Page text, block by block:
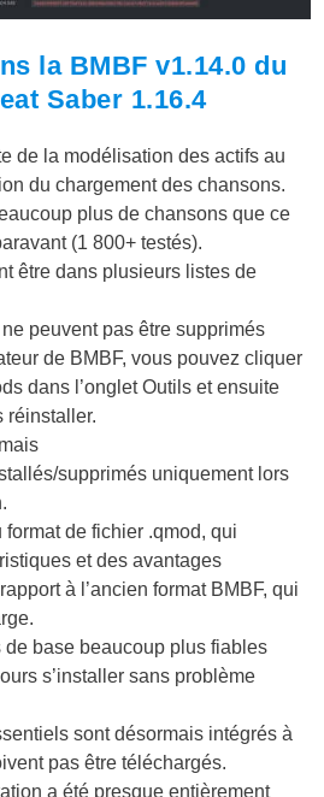
la BMBF v1.14.0 du
Saber 1.16.4
de la modélisation des actifs au
du chargement des chansons.
plus de chansons que ce
(1 800+ testés).
être dans plusieurs listes de
peuvent pas être supprimés
de BMBF, vous pouvez cliquer
dans l’onglet Outils et ensuite
réinstaller.
supprimés uniquement lors
de fichier .qmod, qui
et des avantages
à l’ancien format BMBF, qui
de base beaucoup plus fiables
s’installer sans problème
sont désormais intégrés à
pas être téléchargés.
a été presque entièrement